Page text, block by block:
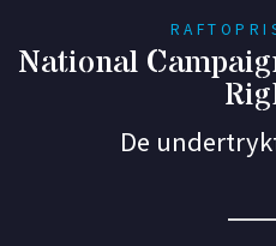
National
De